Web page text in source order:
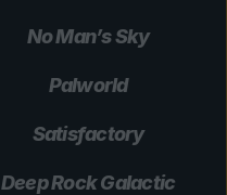
No Man’s Sky
Palworld
Satisfactory
Deep Rock Galactic